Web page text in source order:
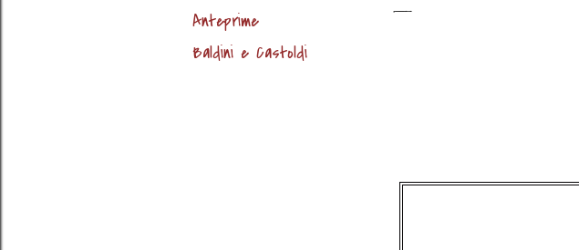
Anteprime
Baldini e Castoldi